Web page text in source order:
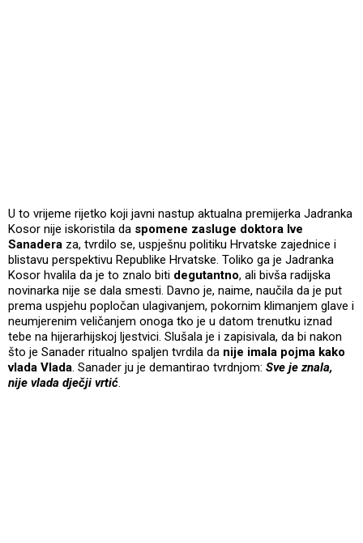
U to vrijeme rijetko koji javni nastup aktualna premijerka Jadranka
Kosor nije iskoristila da spomene zasluge doktora Ive
Sanadera za, tvrdilo se, uspješnu politiku Hrvatske zajednice i
blistavu perspektivu Republike Hrvatske. Toliko ga je Jadranka
Kosor hvalila da je to znalo biti degutantno, ali bivša radijska
novinarka nije se dala smesti. Davno je, naime, naučila da je put
prema uspjehu popločan ulagivanjem, pokornim klimanjem glave i
neumjerenim veličanjem onoga tko je u datom trenutku iznad
tebe na hijerarhijskoj ljestvici. Slušala je i zapisivala, da bi nakon
što je Sanader ritualno spaljen tvrdila da nije imala pojma kako
vlada Vlada. Sanader ju je demantirao tvrdnjom: Sve je znala,
nije vlada dječji vrtić.